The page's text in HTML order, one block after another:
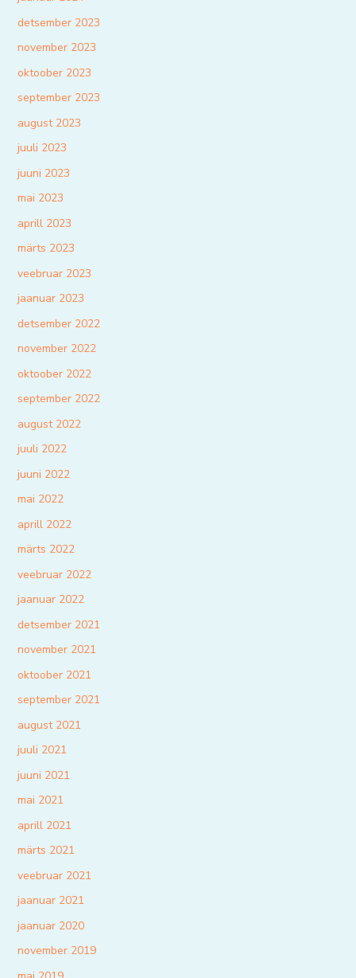
detsember 2023
november 2023
oktoober 2023
september 2023
august 2023
juuli 2023
juuni 2023
mai 2023
aprill 2023
märts 2023
veebruar 2023
jaanuar 2023
detsember 2022
november 2022
oktoober 2022
september 2022
august 2022
juuli 2022
juuni 2022
mai 2022
aprill 2022
märts 2022
veebruar 2022
jaanuar 2022
detsember 2021
november 2021
oktoober 2021
september 2021
august 2021
juuli 2021
juuni 2021
mai 2021
aprill 2021
märts 2021
veebruar 2021
jaanuar 2021
jaanuar 2020
november 2019